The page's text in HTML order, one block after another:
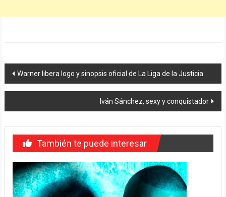
Navegación
de
entradas
Warner libera logo y sinopsis oficial de La Liga de la Justicia
Iván Sánchez, sexy y conquistador
También te puede interesar